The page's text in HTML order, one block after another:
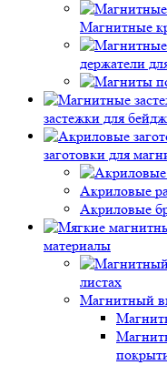
Магнитные
держатели
застежки для
заготовки для
Акриловые
Акриловые
материалы
листах
Магнитный